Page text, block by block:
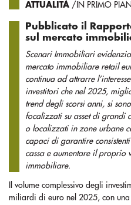
ATTUALITÀ /IN PRIMO
Pubblicato il
sul mercato
Scenari Immobiliari
mercato immobiliare retail
continua ad attrarre
investitori che nel 2025,
trend degli scorsi anni, si sono
focalizzati su asset di grandi
o localizzati in zone urbane
capaci di garantire
cassa e aumentare il proprio
immobiliare.
Il volume complessivo degli
miliardi di euro nel 2025, con